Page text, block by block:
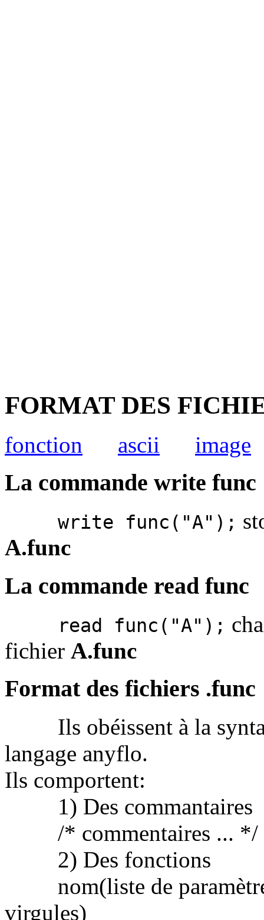
FORMAT DES
fonction ascii image
La commande write func
write func("A");
A.func
La commande read func
read func("A");
fichier A.func
Format des fichiers .func
Ils obéissent à la
langage anyflo.
Ils comportent:
1) Des commantaires
/* commentaires ... */
2) Des fonctions
nom(liste de
virgules)